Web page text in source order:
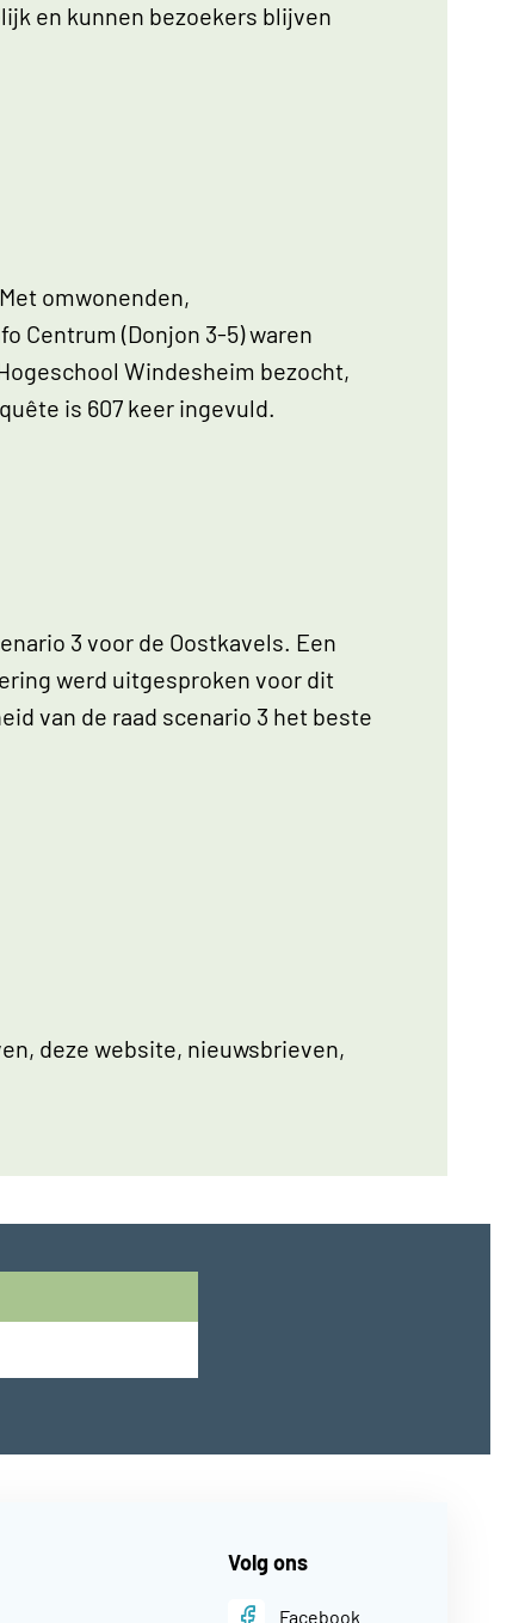
en kunnen bezoekers blijven
omwonenden,
Centrum (Donjon 3-5) waren
Windesheim bezocht,
is 607 keer ingevuld.
3 voor de Oostkavels. Een
werd uitgesproken voor dit
van de raad scenario 3 het beste
deze website, nieuwsbrieven,
Volg ons
Facebook